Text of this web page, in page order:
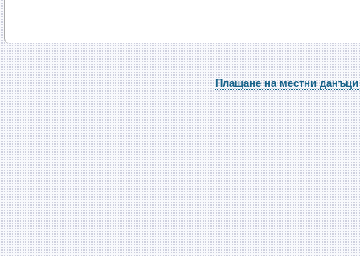
Плащане на местни данъци